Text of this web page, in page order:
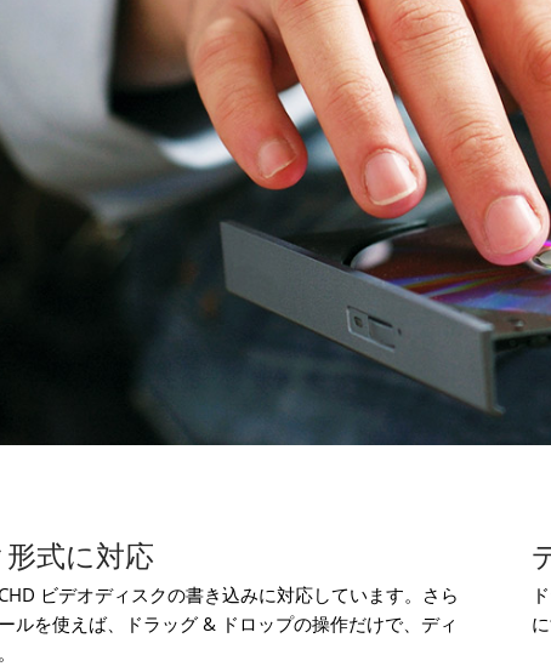
式に対応
ビデオディスクの書き込みに対応しています。さら
ルを使えば、ドラッグ & ドロップの操作だけで、ディ